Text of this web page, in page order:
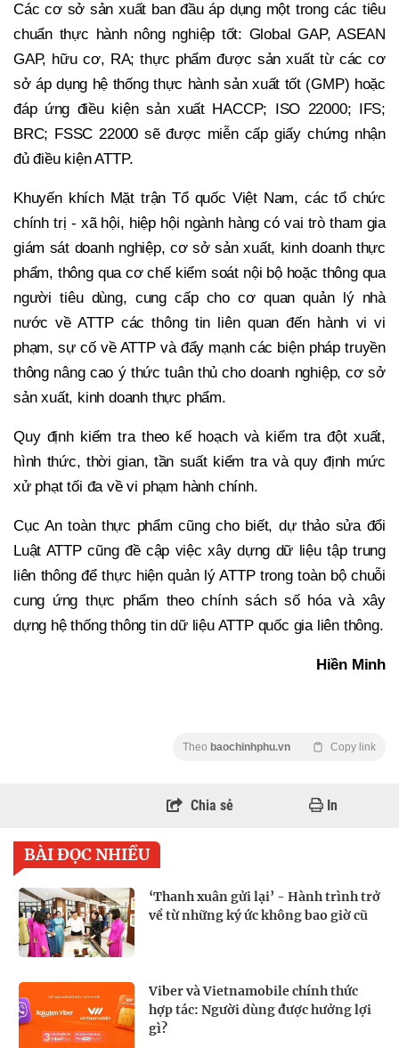
Các cơ sở sản xuất ban đầu áp dụng một trong các tiêu
chuẩn thực hành nông nghiệp tốt: Global GAP, ASEAN
GAP, hữu cơ, RA; thực phẩm được sản xuất từ các cơ
sở áp dụng hệ thống thực hành sản xuất tốt (GMP) hoặc
đáp ứng điều kiện sản xuất HACCP; ISO 22000; IFS;
BRC; FSSC 22000 sẽ được miễn cấp giấy chứng nhận
đủ điều kiện ATTP.
Khuyến khích Mặt trận Tổ quốc Việt Nam, các tổ chức
chính trị - xã hội, hiệp hội ngành hàng có vai trò tham gia
giám sát doanh nghiệp, cơ sở sản xuất, kinh doanh thực
phẩm, thông qua cơ chế kiểm soát nội bộ hoặc thông qua
người tiêu dùng, cung cấp cho cơ quan quản lý nhà
nước về ATTP các thông tin liên quan đến hành vi vi
phạm, sự cố về ATTP và đẩy mạnh các biện pháp truyền
thông nâng cao ý thức tuân thủ cho doanh nghiệp, cơ sở
sản xuất, kinh doanh thực phẩm.
Quy định kiểm tra theo kế hoạch và kiểm tra đột xuất,
hình thức, thời gian, tần suất kiểm tra và quy định mức
xử phạt tối đa về vi phạm hành chính.
Cục An toàn thực phẩm cũng cho biết, dự thảo sửa đổi
Luật ATTP cũng đề cập việc xây dựng dữ liệu tập trung
liên thông để thực hiện quản lý ATTP trong toàn bộ chuỗi
cung ứng thực phẩm theo chính sách số hóa và xây
dựng hệ thống thông tin dữ liệu ATTP quốc gia liên thông.
Hiền Minh
Theo baochinhphu.vn Copy link
Chia sẻ In
BÀI ĐỌC NHIỀU
‘Thanh xuân gửi lại’ - Hành trình trở
về từ những ký ức không bao giờ cũ
Viber và Vietnamobile chính thức
hợp tác: Người dùng được hưởng lợi
gì?